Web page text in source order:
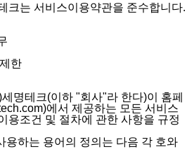
크는 서비스이용약관을 준수합니다.
한
명테크(이하 "회사"라 한다)이 홈페
에서 제공하는 모든 서비스
용조건 및 절차에 관한 사항을 규정
용하는 용어의 정의는 다음 각 호와